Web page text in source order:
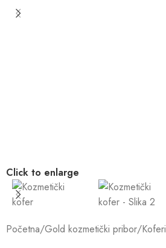
Click to enlarge
Početna/Gold kozmetički pribor/Koferi